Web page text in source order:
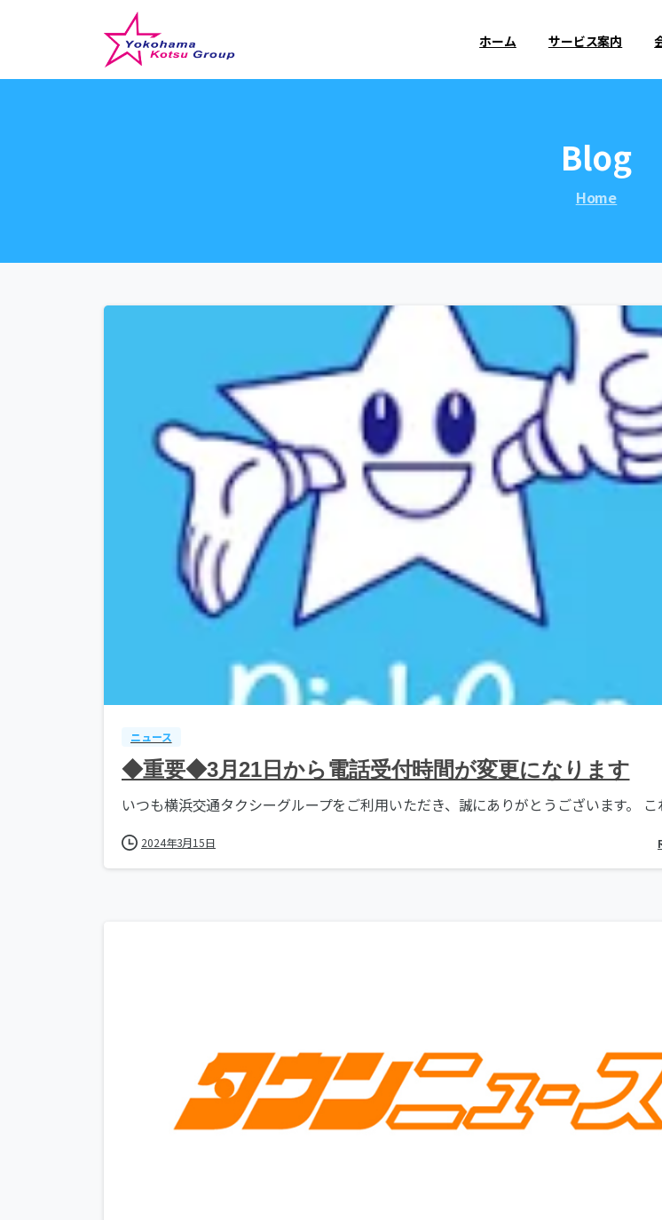
ホーム サービス案内
Blog
Home
ニュース
◆重要◆3月21日から電話受付時間が変更になります
いつも横浜交通タクシーグループをご利用いただき、誠にありがとうございます。 こ
2024年3月15日